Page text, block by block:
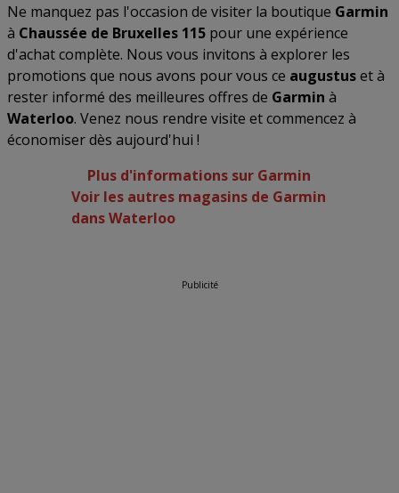
Ne manquez pas l'occasion de visiter la boutique Garmin
à Chaussée de Bruxelles 115 pour une expérience
d'achat complète. Nous vous invitons à explorer les
promotions que nous avons pour vous ce augustuset à
rester informé des meilleures offres de Garmin à
Waterloo. Venez nous rendre visite et commencez à
économiser dès aujourd'hui !
Plus d'informations sur Garmin
Voir les autres magasins de Garmin
dans Waterloo
Publicité